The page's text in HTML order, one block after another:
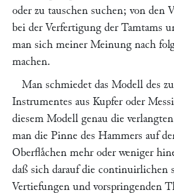
oder zu tauschen suchen; von den
bei der Verfertigung der Tamtams
man sich meiner Meinung nach
machen.
Man schmiedet das Modell des
Instrumentes aus Kupfer oder
diesem Modell genau die
man die Pinne des Hammers auf
Oberflaͤchen mehr oder weniger
daß sich darauf die continuirlichen
Vertiefungen und vorspringenden